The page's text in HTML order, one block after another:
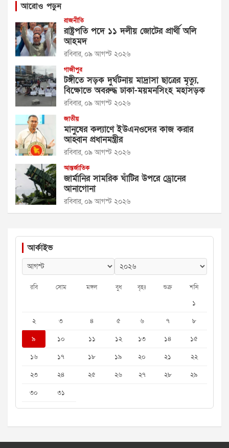
আরোও পড়ুন
রাজনীতি
রাষ্ট্রপতি পদে ১১ দলীয় জোটের প্রার্থী অলি
আহমদ
রবিবার, ০৯ আগস্ট ২০২৬
গাজীপুর
টঙ্গীতে সড়ক দুর্ঘটনায় মাদ্রাসা ছাত্রের মৃত্যু,
বিক্ষোভে অবরুদ্ধ ঢাকা-ময়মনসিংহ মহাসড়ক
রবিবার, ০৯ আগস্ট ২০২৬
জাতীয়
মানুষের কল্যাণে ইউএনওদের কাজ করার
আহ্বান প্রধানমন্ত্রীর
রবিবার, ০৯ আগস্ট ২০২৬
আন্তর্জাতিক
জার্মানির সামরিক ঘাঁটির উপরে ড্রোনের
আনাগোনা
রবিবার, ০৯ আগস্ট ২০২৬
আর্কাইভ
রবি সোম মঙ্গল বুধ বৃহঃ শুক্র শনি
১
২
৩ ৪ ৫ ৬ ৭
৮
৯
১০ ১১ ১২ ১৩ ১৪
১৫
১৬
১৭ ১৮ ১৯ ২০ ২১
২২
২৩
২৪ ২৫ ২৬ ২৭ ২৮
২৯
৩০
৩১